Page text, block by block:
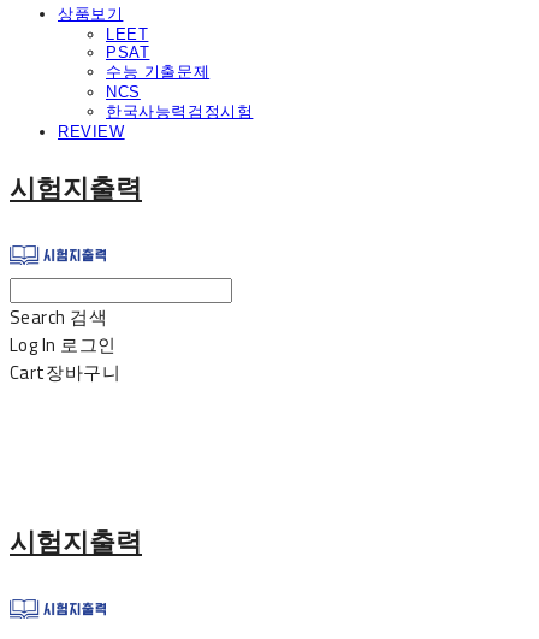
상품보기
LEET
PSAT
수능 기출문제
NCS
한국사능력검정시험
REVIEW
시험지출력
Search 검색
Log In 로그인
Cart장바구니
시험지출력